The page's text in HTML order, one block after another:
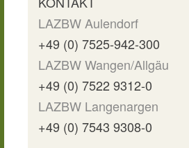
LAZBW Aulendorf
+49 (0) 7525-942-300
LAZBW Wangen/Allgäu
+49 (0) 7522 9312-0
LAZBW Langenargen
+49 (0) 7543 9308-0